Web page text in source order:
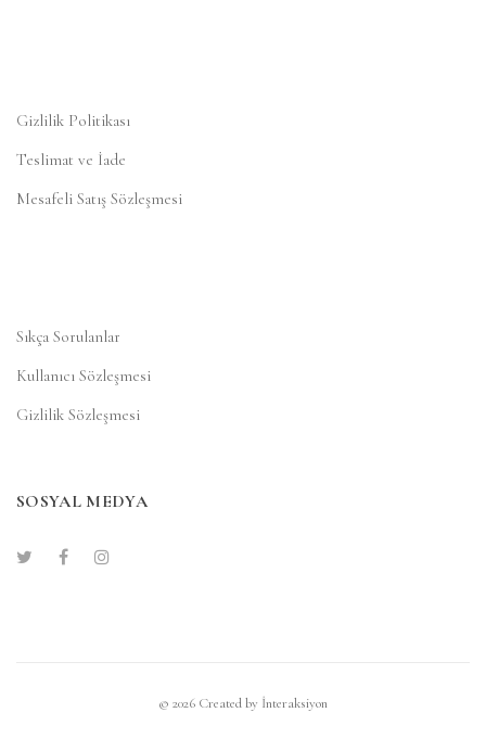
Gizlilik Politikası
Teslimat ve İade
Mesafeli Satış Sözleşmesi
Sıkça Sorulanlar
Kullanıcı Sözleşmesi
Gizlilik Sözleşmesi
SOSYAL MEDYA
© 2026 Created by İnteraksiyon